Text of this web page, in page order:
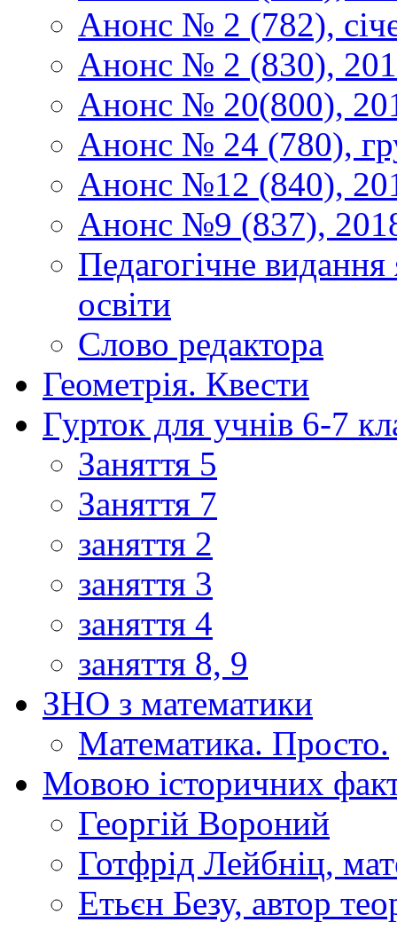
Анонс № 2 (782),
Анонс № 2 (830),
Анонс № 20(800),
Анонс № 24 (780),
Анонс №12 (840),
Анонс №9 (837),
Педагогічне
освіти
Слово редактора
Геометрія. Квести
Гурток для учнів 6-7
Заняття 5
Заняття 7
заняття 2
заняття 3
заняття 4
заняття 8, 9
ЗНО з математики
Математика. Просто.
Мовою історичних
Георгій Вороний
Готфрід Лейбніц,
Етьєн Безу, автор